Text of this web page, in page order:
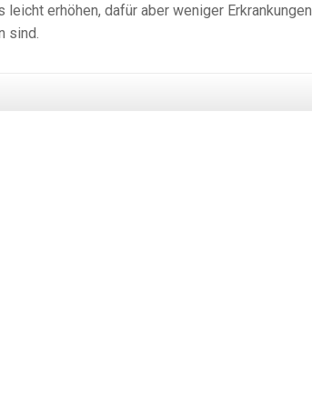
erhöhen, dafür aber weniger Erkrankungen
sind.